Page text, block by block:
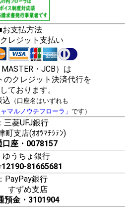
お支払方法
クレジット支払い
MASTER・JCB）は
のクレジット決済代行を
ております。
込 （口座名はいずれも
マルノウチフローラ」 です）
三菱UFJ銀行
支店(ｵｵﾂﾏﾁｼﾃﾝ)
口座・0078157
ゆうちょ銀行
81665681
PayPay銀行
ずめ支店
金・3101904